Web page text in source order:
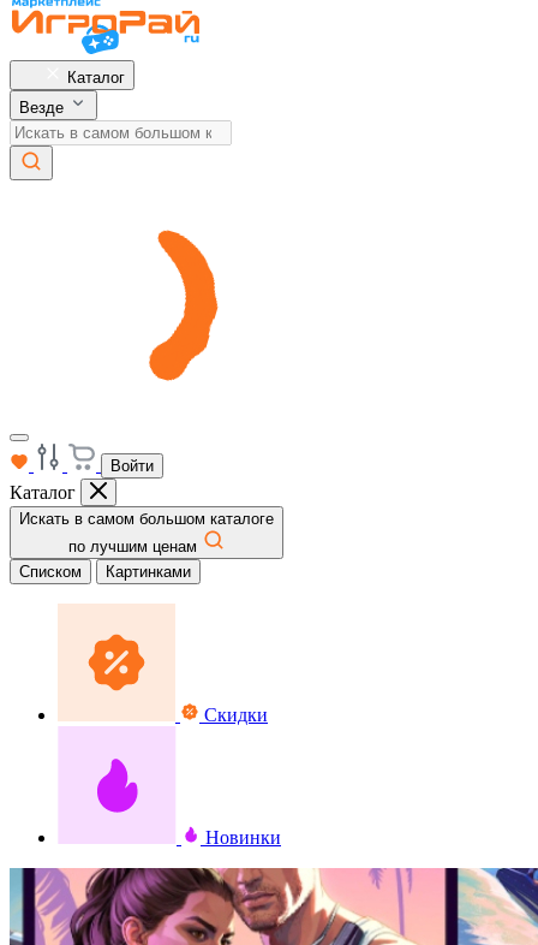
Каталог
Везде
Войти
Каталог
Искать в самом большом каталоге
по лучшим ценам
Списком
Картинками
Скидки
Новинки